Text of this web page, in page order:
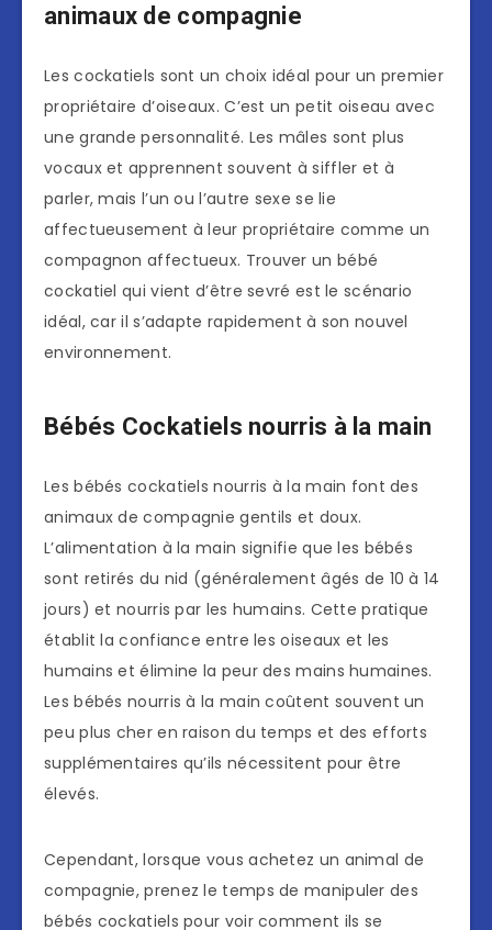
animaux de compagnie
Les cockatiels sont un choix idéal pour un premier
propriétaire d’oiseaux. C’est un petit oiseau avec
une grande personnalité. Les mâles sont plus
vocaux et apprennent souvent à siffler et à
parler, mais l’un ou l’autre sexe se lie
affectueusement à leur propriétaire comme un
compagnon affectueux. Trouver un bébé
cockatiel qui vient d’être sevré est le scénario
idéal, car il s’adapte rapidement à son nouvel
environnement.
Bébés Cockatiels nourris à la main
Les bébés cockatiels nourris à la main font des
animaux de compagnie gentils et doux.
L’alimentation à la main signifie que les bébés
sont retirés du nid (généralement âgés de 10 à 14
jours) et nourris par les humains. Cette pratique
établit la confiance entre les oiseaux et les
humains et élimine la peur des mains humaines.
Les bébés nourris à la main coûtent souvent un
peu plus cher en raison du temps et des efforts
supplémentaires qu’ils nécessitent pour être
élevés.
Cependant, lorsque vous achetez un animal de
compagnie, prenez le temps de manipuler des
bébés cockatiels pour voir comment ils se